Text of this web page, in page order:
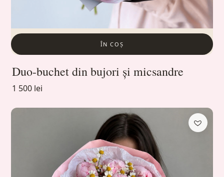
ÎN COȘ
Duo-buchet din bujori și micsandre
1 500 lei